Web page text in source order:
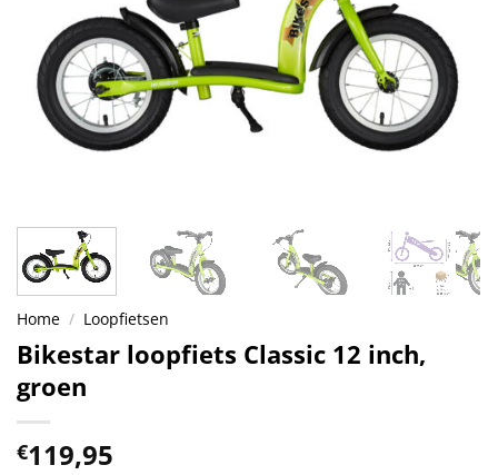
Home / Loopfietsen
Bikestar loopfiets Classic 12 inch,
groen
€119,95